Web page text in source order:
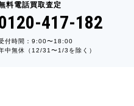
料電話買取査定
417-182
付時間：9:00〜18:00
中無休（12/31〜1/3を除く）